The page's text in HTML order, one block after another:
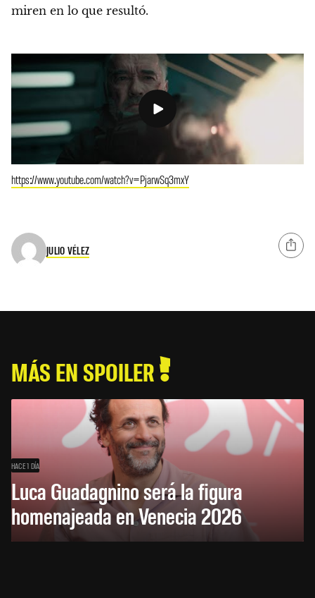
miren en lo que resultó.
https://www.youtube.com/watch?v=PjarwSq3mxY
JULIO VÉLEZ
MÁS EN SPOILER
HACE 1 DÍA
Luca Guadagnino será la figura
homenajeada en Venecia 2026